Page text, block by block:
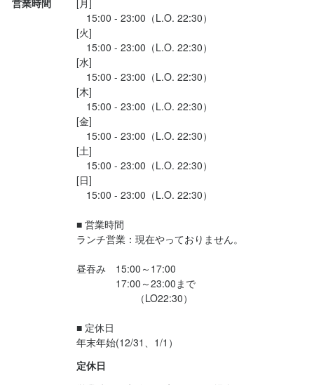
15:00 - 23:00（L.O. 22:30）
[火]
15:00 - 23:00（L.O. 22:30）
[水]
15:00 - 23:00（L.O. 22:30）
[木]
15:00 - 23:00（L.O. 22:30）
[金]
15:00 - 23:00（L.O. 22:30）
[土]
15:00 - 23:00（L.O. 22:30）
[日]
15:00 - 23:00（L.O. 22:30）
■ 営業時間
ランチ営業：現在やっておりません。
昼吞み　15:00～17:00
17:00～23:00まで
（LO22:30）
■ 定休日
年末年始(12/31、1/1）
定休日
北海道札幌市白石区南郷通7丁目南6-24 ナカムラビル1F
法人名・事業者名
なんぶ酒場　南郷通店
最終更新日2025/11/28